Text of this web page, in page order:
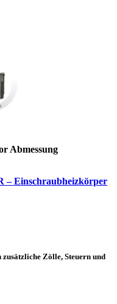
– Einschraubheizkörper
Zölle, Steuern und